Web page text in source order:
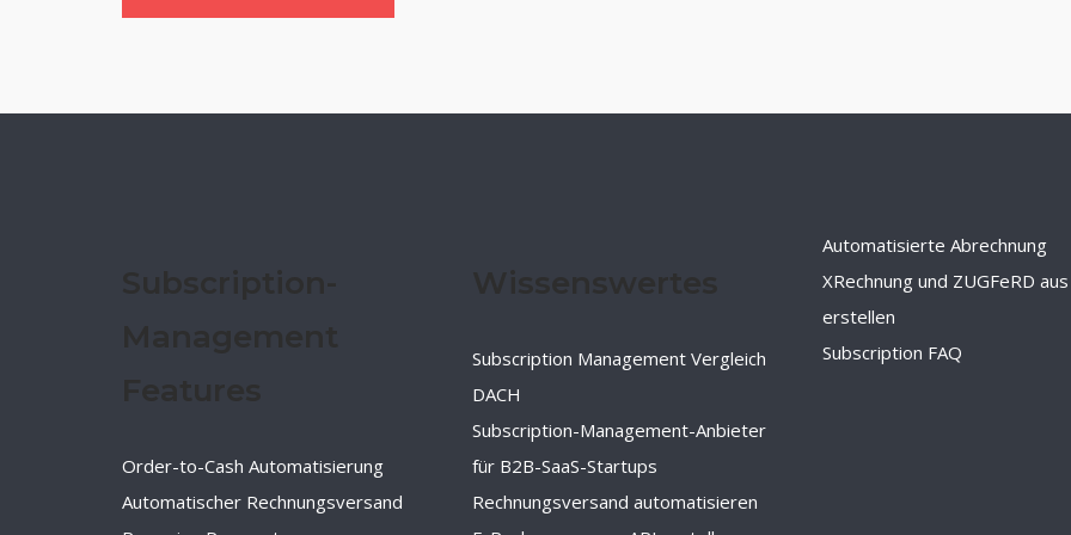
Order-to-Cash Automatisierung
Automatischer Rechnungsversand
Subscription Management Vergleich
DACH
Subscription-Management-Anbieter
für B2B-SaaS-Startups
Rechnungsversand automatisieren
Automatisierte Abrechnung
XRechnung und ZUGFeRD
erstellen
Subscription FAQ